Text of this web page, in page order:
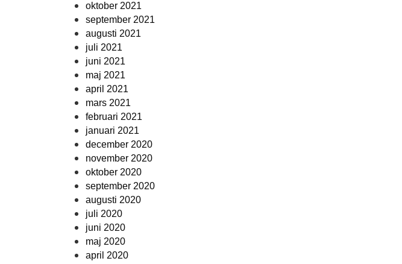
oktober 2021
september 2021
augusti 2021
juli 2021
juni 2021
maj 2021
april 2021
mars 2021
februari 2021
januari 2021
december 2020
november 2020
oktober 2020
september 2020
augusti 2020
juli 2020
juni 2020
maj 2020
april 2020